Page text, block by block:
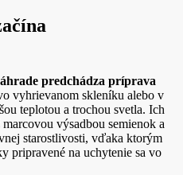
predchádza príprava
vyhrievanom skleníku alebo v
teplotou a trochou svetla. Ich
výsadbou semienok a
starostlivosti, vďaka ktorým
pripravené na uchytenie sa vo